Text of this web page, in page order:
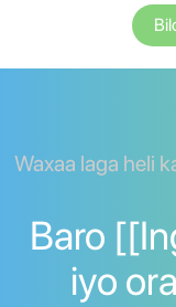
Waxaa laga heli
Baro
iyo